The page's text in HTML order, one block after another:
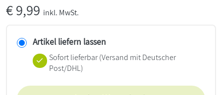
€9,99 inkl. MwSt.
Artikel liefern lassen
Sofort lieferbar(Versand mit Deutscher
Post/DHL)